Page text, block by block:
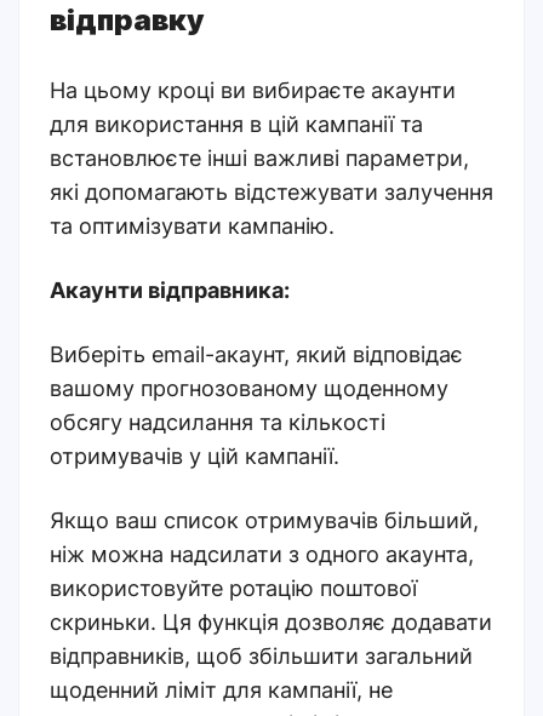
відправку
На цьому кроці ви вибираєте акаунти
для використання в цій кампанії та
встановлюєте інші важливі параметри,
які допомагають відстежувати залучення
та оптимізувати кампанію.
Акаунти відправника:
Виберіть email-акаунт, який відповідає
вашому прогнозованому щоденному
обсягу надсилання та кількості
отримувачів у цій кампанії.
Якщо ваш список отримувачів більший,
ніж можна надсилати з одного акаунта,
використовуйте ротацію поштової
скриньки. Ця функція дозволяє додавати
відправників, щоб збільшити загальний
щоденний ліміт для кампанії, не